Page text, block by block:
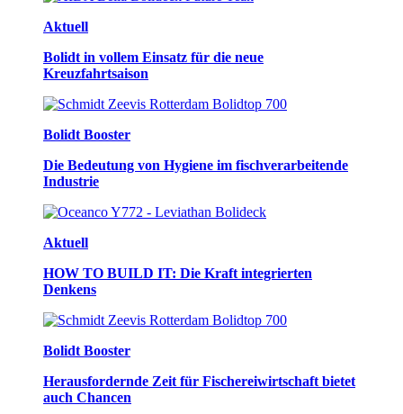
Aktuell
Bolidt in vollem Einsatz für die neue
Kreuzfahrtsaison
Bolidt Booster
Die Bedeutung von Hygiene im fischverarbeitende
Industrie
Aktuell
HOW TO BUILD IT: Die Kraft integrierten
Denkens
Bolidt Booster
Herausfordernde Zeit für Fischereiwirtschaft bietet
auch Chancen